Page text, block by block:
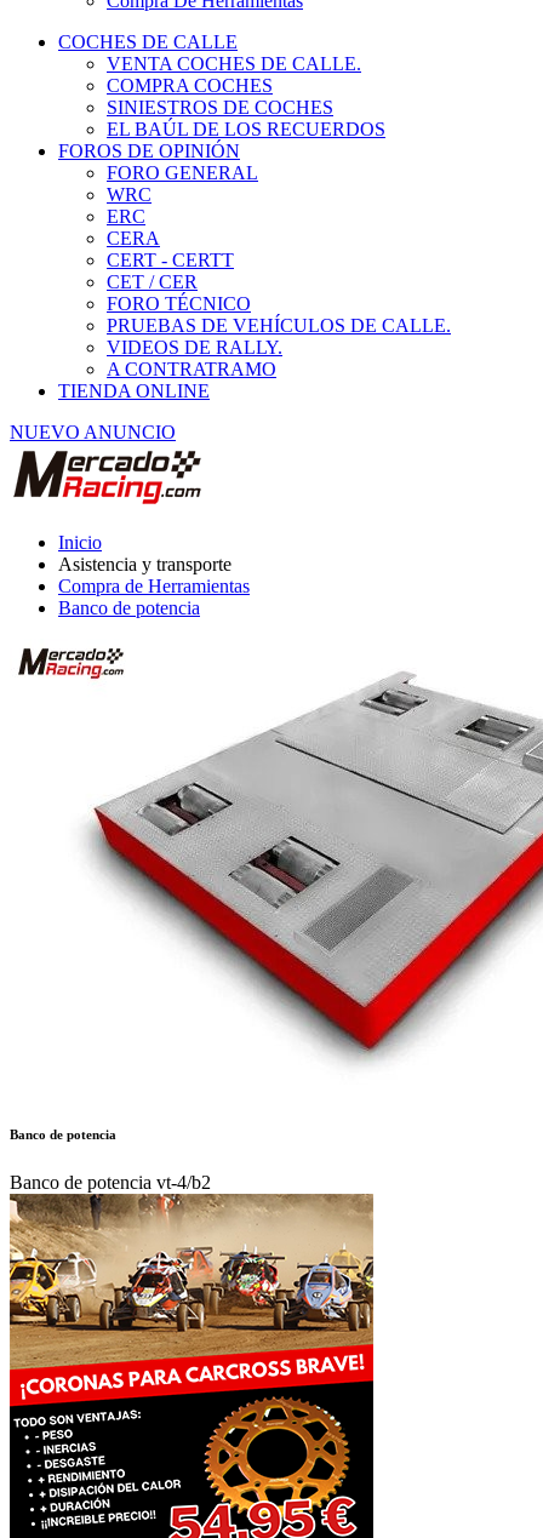
COCHES DE CALLE
VENTA COCHES DE CALLE.
COMPRA COCHES
SINIESTROS DE COCHES
EL BAÚL DE LOS RECUERDOS
FOROS DE OPINIÓN
FORO GENERAL
WRC
ERC
CERA
CERT - CERTT
CET / CER
FORO TÉCNICO
PRUEBAS DE VEHÍCULOS DE CALLE.
VIDEOS DE RALLY.
A CONTRATRAMO
TIENDA ONLINE
NUEVO ANUNCIO
Asistencia y transporte
Compra de Herramientas
Banco de potencia